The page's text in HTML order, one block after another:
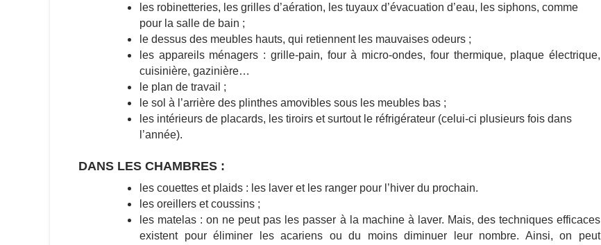
les robinetteries, les grilles d’aération, les tuyaux d’évacuation d’eau, les siphons, comme
pour la salle de bain ;
le dessus des meubles hauts, qui retiennent les mauvaises odeurs ;
les appareils ménagers : grille-pain, four à micro-ondes, four thermique, plaque électrique,
cuisinière, gazinière…
le plan de travail ;
le sol à l’arrière des plinthes amovibles sous les meubles bas ;
les intérieurs de placards, les tiroirs et surtout le réfrigérateur (celui-ci plusieurs fois dans
l’année).
DANS LES CHAMBRES :
les couettes et plaids : les laver et les ranger pour l’hiver du prochain.
les oreillers et coussins ;
les matelas : on ne peut pas les passer à la machine à laver. Mais, des techniques efficaces
existent pour éliminer les acariens ou du moins diminuer leur nombre. Ainsi, on peut